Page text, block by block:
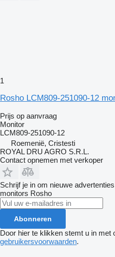
1
Rosho LCM809-251090-12
Prijs op aanvraag
Monitor
LCM809-251090-12
Roemenië, Cristesti
ROYAL DRU AGRO S.R.L.
Contact opnemen met verkoper
Schrijf je in om nieuwe
monitors Rosho
Abonneren
Door hier te klikken stemt u in met
gebruikersvoorwaarden.